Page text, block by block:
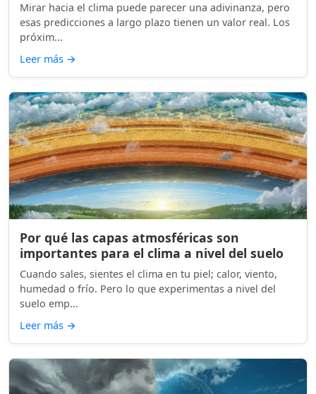
Mirar hacia el clima puede parecer una adivinanza, pero
esas predicciones a largo plazo tienen un valor real. Los
próxim...
Leer más →
Por qué las capas atmosféricas son
importantes para el clima a nivel del suelo
Cuando sales, sientes el clima en tu piel; calor, viento,
humedad o frío. Pero lo que experimentas a nivel del
suelo emp...
Leer más →